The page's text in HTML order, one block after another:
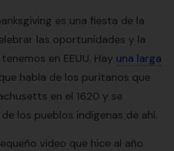
es una fiesta de la
las oportunidades y la
en EEUU. Hay una larga
habla de los puritanos que
en el 1620 y se
los pueblos indígenas de ahí.
video que hice al año